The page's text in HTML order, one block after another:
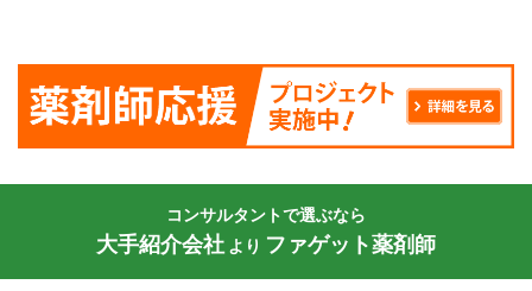
コンサルタントで選ぶなら
大手紹介会社 より ファゲット薬剤師